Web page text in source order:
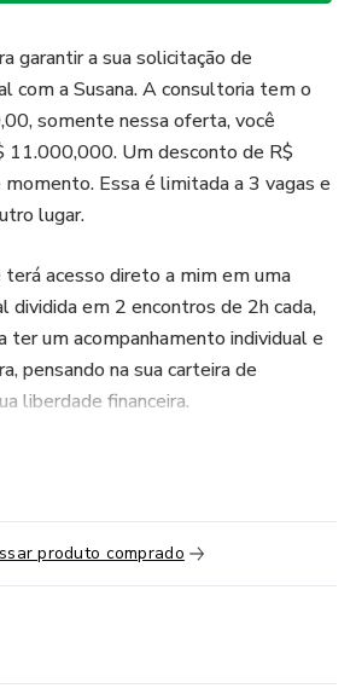
garantir a sua solicitação de
com a Susana. A consultoria tem o
somente nessa oferta, você
11.000,000. Um desconto de R$
Essa é limitada a 3 vagas e
lugar.
acesso direto a mim em uma
dividida em 2 encontros de 2h cada,
ter um acompanhamento individual e
pensando na sua carteira de
liberdade financeira.
melhores decisões para os seus
após o encerramento da sua
você vai aproveitar ainda mais essa
juntas melhorar o que você já
e te guiando ainda mais.
produto comprado